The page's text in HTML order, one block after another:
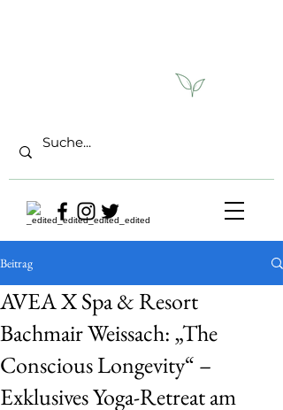
Beitrag
AVEA X Spa & Resort
Bachmair Weissach: „The
Conscious Longevity“ –
Exklusives Yoga-Retreat am